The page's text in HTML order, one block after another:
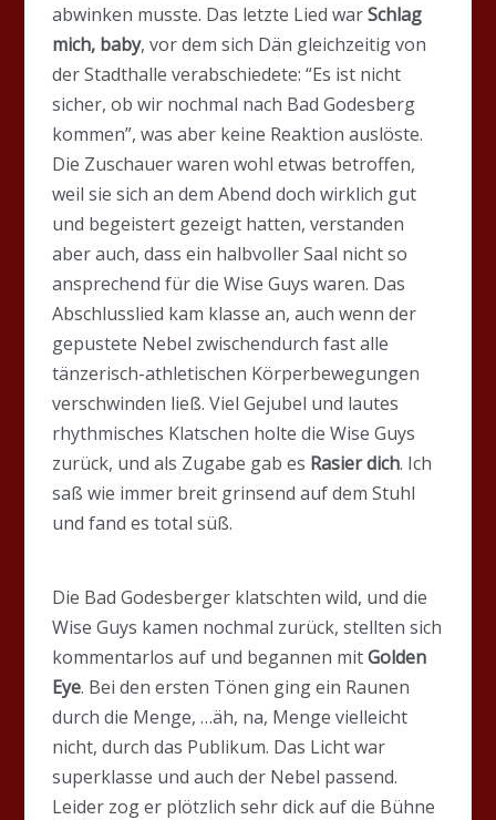
abwinken musste. Das letzte Lied warSchlag
mich, baby, vor dem sich Dän gleichzeitig von
der Stadthalle verabschiedete: “Es ist nicht
sicher, ob wir nochmal nach Bad Godesberg
kommen”, was aber keine Reaktion auslöste.
Die Zuschauer waren wohl etwas betroffen,
weil sie sich an dem Abend doch wirklich gut
und begeistert gezeigt hatten, verstanden
aber auch, dass ein halbvoller Saal nicht so
ansprechend für die Wise Guys waren. Das
Abschlusslied kam klasse an, auch wenn der
gepustete Nebel zwischendurch fast alle
tänzerisch-athletischen Körperbewegungen
verschwinden ließ. Viel Gejubel und lautes
rhythmisches Klatschen holte die Wise Guys
zurück, und als Zugabe gab es Rasier dich. Ich
saß wie immer breit grinsend auf dem Stuhl
und fand es total süß.
Die Bad Godesberger klatschten wild, und die
Wise Guys kamen nochmal zurück, stellten sich
kommentarlos auf und begannen mitGolden
Eye. Bei den ersten Tönen ging ein Raunen
durch die Menge, …äh, na, Menge vielleicht
nicht, durch das Publikum. Das Licht war
superklasse und auch der Nebel passend.
Leider zog er plötzlich sehr dick auf die Bühne